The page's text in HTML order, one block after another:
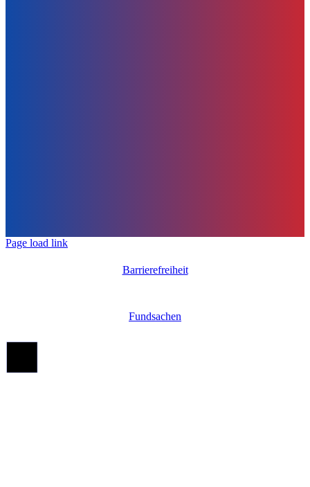
Page load link
Barrierefreiheit
Fundsachen
Nach